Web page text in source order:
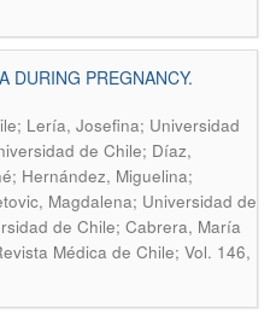
DURING PREGNANCY.
Lería, Josefina; Universidad
de Chile; Díaz,
Hernández, Miguelina;
Magdalena; Universidad de
de Chile; Cabrera, María
Médica de Chile; Vol. 146,